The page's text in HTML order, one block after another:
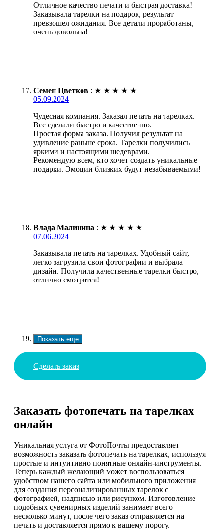
Отличное качество печати и быстрая доставка!
Заказывала тарелки на подарок, результат
превзошел ожидания. Все детали проработаны,
очень довольна!
Семен Цветков : ★ ★ ★ ★ ★
05.09.2024
Чудесная компания. Заказал печать на тарелках.
Все сделали быстро и качественно.
Простая форма заказа. Получил результат на
удивление раньше срока. Тарелки получились
яркими и настоящими шедеврами.
Рекомендую всем, кто хочет создать уникальные
подарки. Эмоции близких будут незабываемыми!
Влада Малинина : ★ ★ ★ ★ ★
07.06.2024
Заказывала печать на тарелках. Удобный сайт,
легко загрузила свои фотографии и выбрала
дизайн. Получила качественные тарелки быстро,
отлично смотрятся!
Показать еще
Сделать заказ
Заказать фотопечать на тарелках
онлайн
Уникальная услуга от ФотоПочты предоставляет
возможность заказать фотопечать на тарелках, используя
простые и интуитивно понятные онлайн-инструменты.
Теперь каждый желающий может воспользоваться
удобством нашего сайта или мобильного приложения
для создания персонализированных тарелок с
фотографией, надписью или рисунком. Изготовление
подобных сувенирных изделий занимает всего
несколько минут, после чего заказ отправляется на
печать и доставляется прямо к вашему порогу.